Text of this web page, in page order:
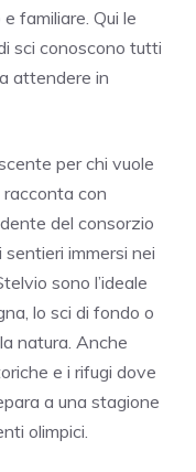
familiare. Qui le
sci conoscono tutti
attendere in
per chi vuole
racconta con
del consorzio
immersi nei
sono l’ideale
lo sci di fondo o
natura. Anche
e i rifugi dove
a una stagione
olimpici.